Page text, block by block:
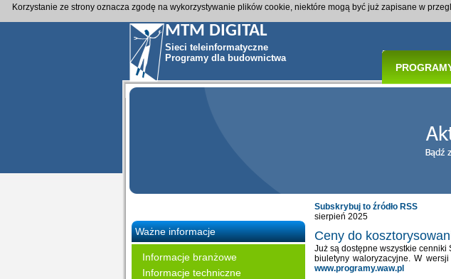
MTM DIGITAL
Sieci teleinformatyczne
Programy dla budownictwa
Ważne informacje
Informacje branżowe
Informacje techniczne
Subskrybuj to źródło RSS
sierpień 2025
Ceny do
Już są dostępne wszystkie cenniki
biuletyny waloryzacyjne. W
www.programy.waw.pl
Korzystanie ze strony oznacza zgodę na wykorzystywanie plików cookie, niektóre mogą być już zapisane w